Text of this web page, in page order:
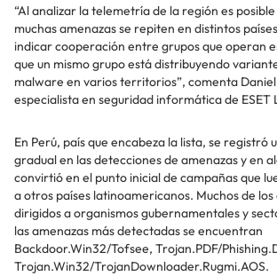
“Al analizar la telemetría de la región es
muchas amenazas se repiten en distintos
indicar cooperación entre grupos que operan
que un mismo grupo está distribuyendo
malware en varios territorios”, comenta
especialista en seguridad informática de
En Perú, país que encabeza la lista, se registró
gradual en las detecciones de amenazas y en
convirtió en el punto inicial de campañas que
a otros países latinoamericanos. Muchos de
dirigidos a organismos gubernamentales y
las amenazas más detectadas se encuentran
Backdoor.Win32/Tofsee, Trojan.PDF/
Trojan.Win32/TrojanDownloader.Rugmi.AOS.